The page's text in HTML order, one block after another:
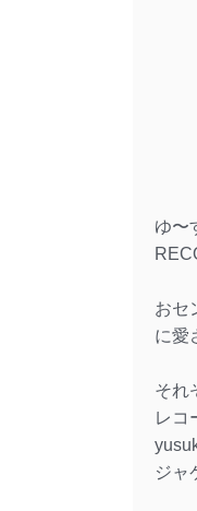
ゆ〜
おセ
に愛
それ
レコ
ジャ